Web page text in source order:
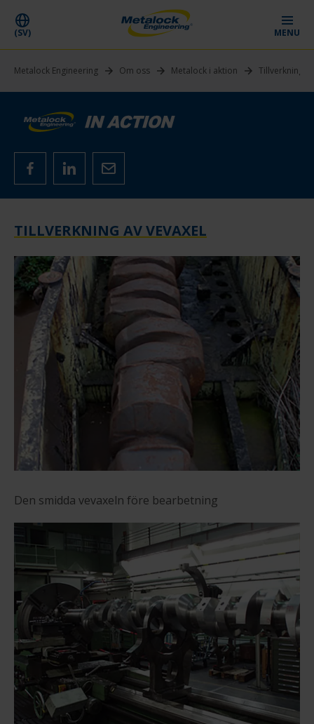
(SV) MENU
Metalock Engineering Om oss Metalock i aktion Tillverkning
TILLVERKNING AV VEVAXEL
Den smidda vevaxeln före bearbetning